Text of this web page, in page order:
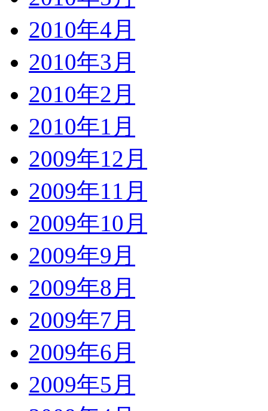
2010年4月
2010年3月
2010年2月
2010年1月
2009年12月
2009年11月
2009年10月
2009年9月
2009年8月
2009年7月
2009年6月
2009年5月